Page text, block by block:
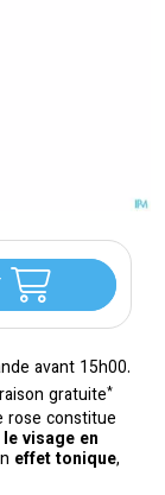
rose constitue
visage en
effet tonique,
avant 15h00.
gratuite*